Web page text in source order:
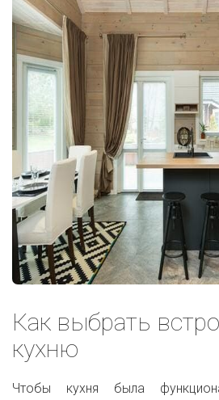
Как выбрать
кухню
Чтобы кухня была